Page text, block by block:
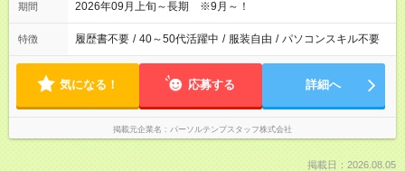
期間 2026年09月上旬～長期 ※9月～！
特徴 履歴書不要 / 40～50代活躍中 / 服装自由 / パソコンスキル不要
気になる！ 応募する 詳細へ
掲載元企業名 パーソルテンプスタッフ株式会社
掲載日：2026.08.05